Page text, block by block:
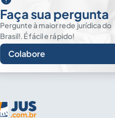
Faça sua pergunta
Pergunte à maior rede jurídica do
Brasil!. É fácil e rápido!
Colabore